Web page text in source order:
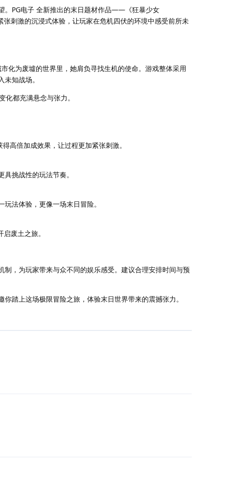
。PG电子 全新推出的末日题材作品——《狂暴少女
刺激的沉浸式体验，让玩家在危机四伏的环境中感受前所未
化为废墟的世界里，她肩负寻找生机的使命。游戏整体采用
知战场。
都充满悬念与张力。
高倍加成效果，让过程更加紧张刺激。
挑战性的玩法节奏。
法体验，更像一场末日冒险。
废土之旅。
制，为玩家带来与众不同的娱乐感受。建议合理安排时间与预
踏上这场极限冒险之旅，体验末日世界带来的震撼张力。